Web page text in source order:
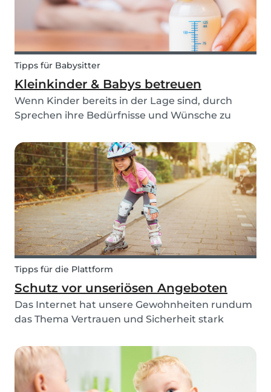
Tipps für Babysitter
Kleinkinder & Babys betreuen
Wenn Kinder bereits in der Lage sind, durch
Sprechen ihre Bedürfnisse und Wünsche zu
eine Tagesmutter leicht, ihn oder sie zu
verstehen. Wenn es sich aber beim Babysitting-
Kind um ein Klein...
Tipps für die Plattform
Schutz vor unseriösen Angeboten
Das Internet hat unsere Gewohnheiten rundum
das Thema Vertrauen und Sicherheit stark
Personen als Babysitter eingesetzt wurden,
sucht man diese heute auch im Internet, z. B.
hier auf Babysits...